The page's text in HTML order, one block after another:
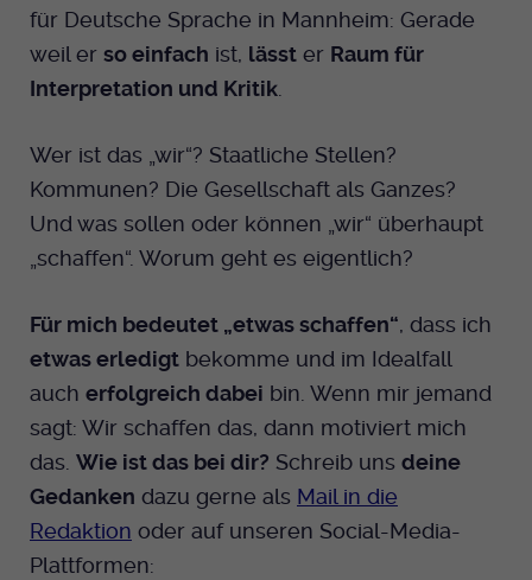
für Deutsche Sprache in Mannheim: Gerade
weil er so einfach ist, lässt er Raum für
Interpretation und Kritik.
Wer ist das „wir“? Staatliche Stellen?
Kommunen? Die Gesellschaft als Ganzes?
Und was sollen oder können „wir“ überhaupt
„schaffen“. Worum geht es eigentlich?
Für mich bedeutet „etwas schaffen“, dass ich
etwas erledigt bekomme und im Idealfall
auch erfolgreich dabei bin. Wenn mir jemand
sagt: Wir schaffen das, dann motiviert mich
das. Wie ist das bei dir? Schreib uns deine
Gedanken dazu gerne als Mail in die
Redaktion oder auf unseren Social-Media-
Plattformen: